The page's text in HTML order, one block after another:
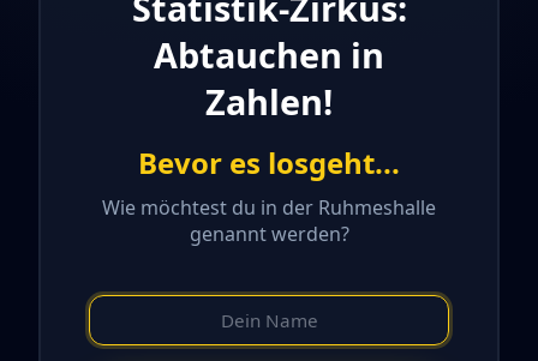
Abtauchen in
Zahlen!
Bevor es losgeht...
Wie möchtest du in der Ruhmeshalle
genannt werden?